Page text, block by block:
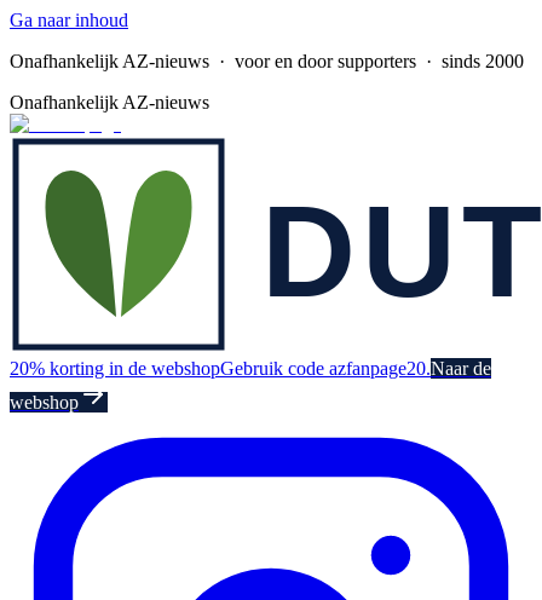
Ga naar inhoud
Onafhankelijk AZ-nieuws · voor en door supporters · sinds 2000
Onafhankelijk AZ-nieuws
20% korting in de webshopGebruik code azfanpage20.Naar de
webshop